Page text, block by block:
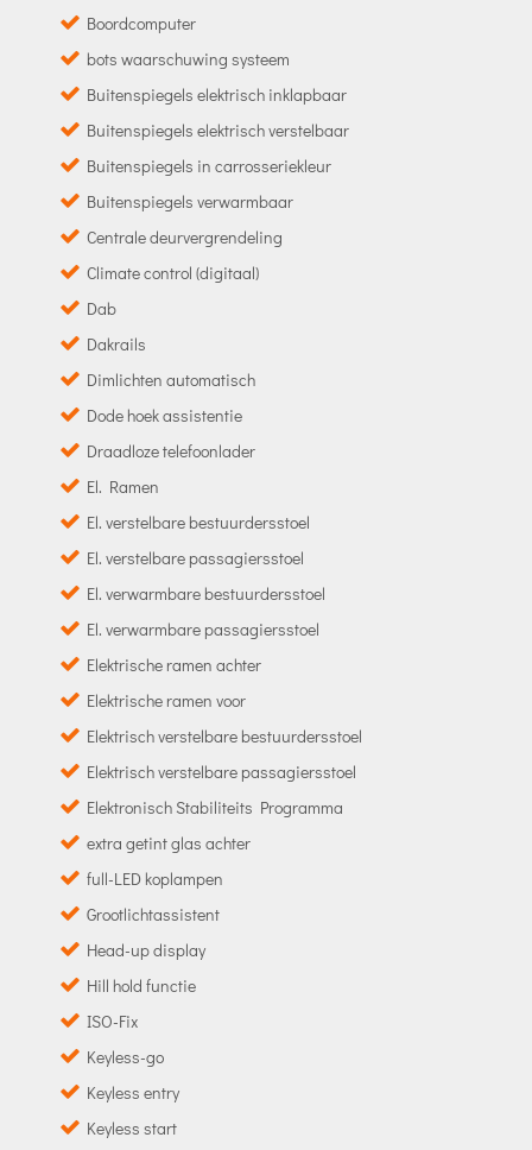
Boordcomputer
bots waarschuwing systeem
Buitenspiegels elektrisch inklapbaar
Buitenspiegels elektrisch verstelbaar
Buitenspiegels in carrosseriekleur
Buitenspiegels verwarmbaar
Centrale deurvergrendeling
Climate control (digitaal)
Dab
Dakrails
Dimlichten automatisch
Dode hoek assistentie
Draadloze telefoonlader
El. Ramen
El. verstelbare bestuurdersstoel
El. verstelbare passagiersstoel
El. verwarmbare bestuurdersstoel
El. verwarmbare passagiersstoel
Elektrische ramen achter
Elektrische ramen voor
Elektrisch verstelbare bestuurdersstoel
Elektrisch verstelbare passagiersstoel
Elektronisch Stabiliteits Programma
extra getint glas achter
full-LED koplampen
Grootlichtassistent
Head-up display
Hill hold functie
ISO-Fix
Keyless-go
Keyless entry
Keyless start